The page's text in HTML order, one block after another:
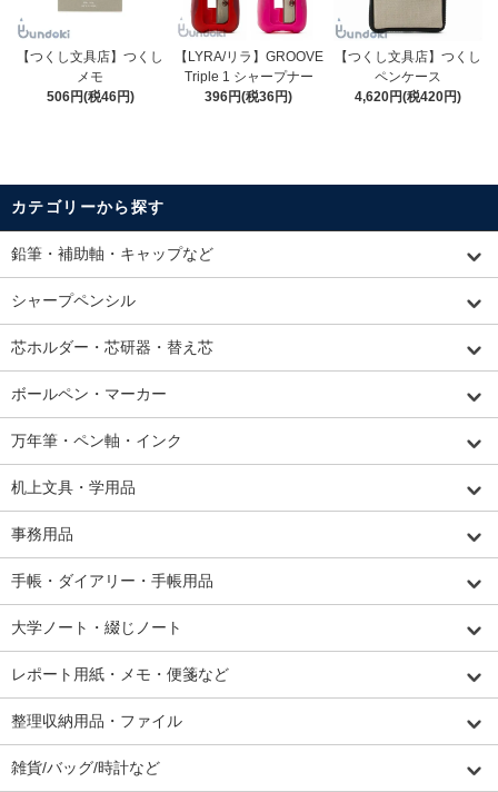
【つくし文具店】つくし
メモ
506円(税46円)
【LYRA/リラ】GROOVE
Triple 1 シャープナー
396円(税36円)
【つくし文具店】つくし
ペンケース
4,620円(税420円)
カテゴリーから探す
鉛筆・補助軸・キャップなど
シャープペンシル
芯ホルダー・芯研器・替え芯
ボールペン・マーカー
万年筆・ペン軸・インク
机上文具・学用品
事務用品
手帳・ダイアリー・手帳用品
大学ノート・綴じノート
レポート用紙・メモ・便箋など
整理収納用品・ファイル
雑貨/バッグ/時計など